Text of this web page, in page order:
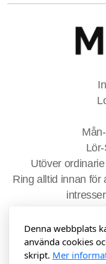
Utöver
Ring alltid innan för
Testa
Denna webbplats
använda cookies
skript. Mer